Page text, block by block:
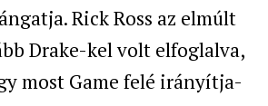
Rick Ross az elmúlt
Drake-kel volt elfoglalva,
most Game felé irányítja-